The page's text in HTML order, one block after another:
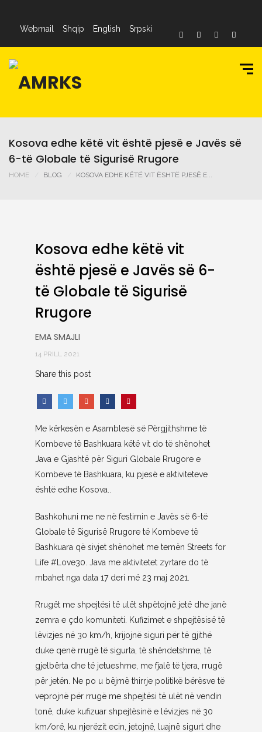
Webmail Shqip English Srpski
Kosova edhe këtë vit është pjesë e Javës së
6-të Globale të Sigurisë Rrugore
HOME BLOG KOSOVA EDHE KËTË VIT ËSHTË PJESË E...
Kosova edhe këtë vit
është pjesë e Javës së 6-
të Globale të Sigurisë
Rrugore
EMA SMAJLI
14 PRILL 2021
Share this post
Me kërkesën e Asamblesë së Përgjithshme të
Kombeve të Bashkuara këtë vit do të shënohet
Java e Gjashtë për Siguri Globale Rrugore e
Kombeve të Bashkuara, ku pjesë e aktiviteteve
është edhe Kosova..
Bashkohuni me ne në festimin e Javës së 6-të
Globale të Sigurisë Rrugore të Kombeve të
Bashkuara që sivjet shënohet me temën Streets for
Life #Love30. Java me aktivitetet zyrtare do të
mbahet nga data 17 deri më 23 maj 2021.
Rrugët me shpejtësi të ulët shpëtojnë jetë dhe janë
zemra e çdo komuniteti. Kufizimet e shpejtësisë të
lëvizjes në 30 km/h, krijojnë siguri për të gjithë
duke qenë rrugë të sigurta, të shëndetshme, të
gjelbërta dhe të jetueshme, me fjalë të tjera, rrugë
për jetën. Ne po u bëjmë thirrje politikë bërësve të
veprojnë për rrugë me shpejtësi të ulët në vendin
tonë, duke kufizuar shpejtësinë e lëvizjes në 30
km/orë, ku njerëzit ecin, jetojnë, luajnë sigurt dhe